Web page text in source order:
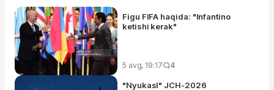
Figu FIFA haqida: "Infantino
ketishi kerak"
5 avg, 19:17 4
"Nyukasl" JCH-2026